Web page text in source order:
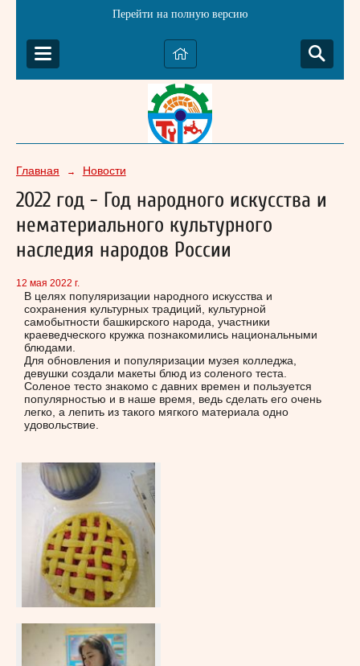
Перейти на полную версию
Главная → Новости
2022 год - Год народного искусства и
нематериального культурного
наследия народов России
12 мая 2022 г.
В целях популяризации народного искусства и
сохранения культурных традиций, культурной
самобытности башкирского народа, участники
краеведческого кружка познакомились национальными
блюдами.
Для обновления и популяризации музея колледжа,
девушки создали макеты блюд из соленого теста.
Соленое тесто знакомо с давних времен и пользуется
популярностью и в наше время, ведь сделать его очень
легко, а лепить из такого мягкого материала одно
удовольствие.